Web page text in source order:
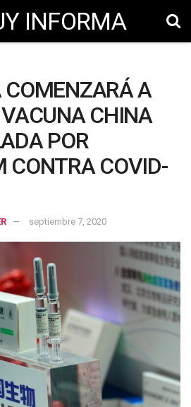
A
CHINA
POR
CONTRA COVID-
septiembre 7, 2020